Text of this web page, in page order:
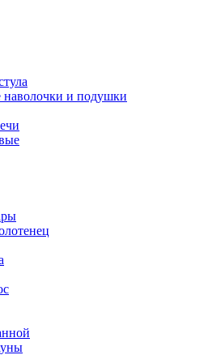
наволочки и подушки